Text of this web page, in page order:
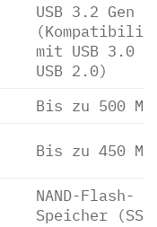
USB 3.2 Gen 1
mit USB 3.0
USB 2.0)
Bis zu 500
Bis zu 450
NAND-Flash-
Speicher